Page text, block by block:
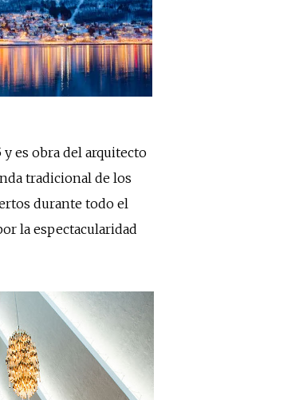
es obra del arquitecto
tradicional de los
durante todo el
la espectacularidad